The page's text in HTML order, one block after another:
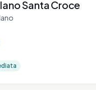
Santa Croce